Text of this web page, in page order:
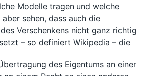
Modelle tragen und welche
sehen, dass auch die
Verschenkens nicht ganz richtig
– so definiert Wikipedia – die
des Eigentums an einer